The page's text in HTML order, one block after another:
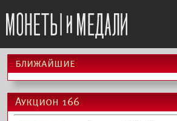
ближайшие
Аукцион 166